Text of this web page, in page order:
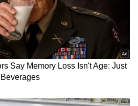
ಒಂದು ಭೀಕರ ಅಪಘಾತದಲ್ಲಿ
ಹಾಗಂತ ನಟಿಯ ನೃತ್ಯ
ತುಂಡಾದ ಕಾಲಿಗೆ ಕೃತಕ
ಛಲ ಬಿಡದೆ ಮತ್ತೆ ನೃತ್ಯ ಅಭ್ಯಾಸ
ಕಾರ್ಯಕ್ರಮಗಳನ್ನು ನೀಡಿ
ಇವರು. ಇಂತಹ ನೃತ್ಯ
ಕನಸು ಪ್ರತಿಯೊಬ್ಬ